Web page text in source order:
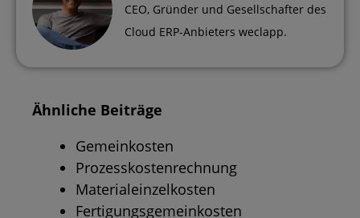
CEO, Gründer und Gesellschafter des
Cloud ERP-Anbieters weclapp.
Ähnliche Beiträge
Gemeinkosten
Prozesskostenrechnung
Materialeinzelkosten
Fertigungsgemeinkosten